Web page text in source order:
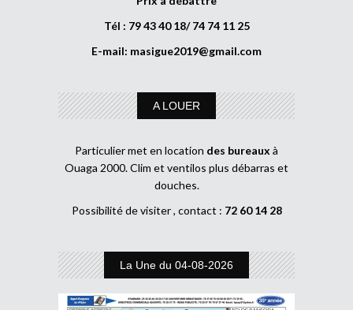
Tél : 79 43 40 18/ 74 74 11 25
E-mail: masigue2019@gmail.com
A LOUER
Particulier met en location des bureaux à
Ouaga 2000. Clim et ventilos plus débarras et
douches.
Possibilité de visiter , contact : 72 60 14 28
La Une du 04-08-2026